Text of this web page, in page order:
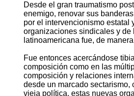
Desde el gran traumatismo
enemigo, renovar sus
por el intervencionismo estatal
organizaciones sindicales y de
latinoamericana fue, de
Fue entonces acercándose
composición como en las
composición y relaciones
desde un marcado
vieja política, estas nuevas